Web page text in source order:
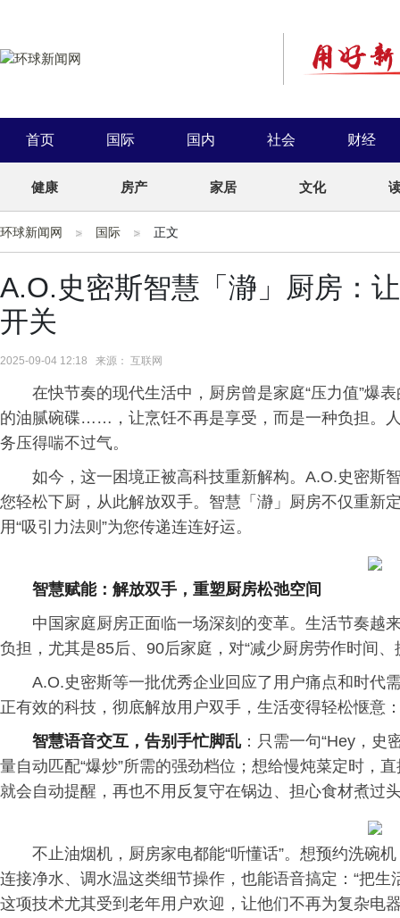
首页 国际 国内 社会 财经
健康 房产 家居 文化
环球新闻网 国际 正文
A.O.史密斯智慧「瀞」厨房：
开关
2025-09-04 12:18 来源： 互联网
在快节奏的现代生活中，厨房曾是家庭“压力值”爆
的油腻碗碟……，让烹饪不再是享受，而是一种负担。
务压得喘不过气。
如今，这一困境正被高科技重新解构。A.O.史密斯
您轻松下厨，从此解放双手。智慧「瀞」厨房不仅重新
用“吸引力法则”为您传递连连好运。
智慧赋能：解放双手，重塑厨房松弛空间
中国家庭厨房正面临一场深刻的变革。生活节奏越
负担，尤其是85后、90后家庭，对“减少厨房劳作时间
A.O.史密斯等一批优秀企业回应了用户痛点和时
正有效的科技，彻底解放用户双手，生活变得轻松惬意
智慧语音交互，告别手忙脚乱：只需一句“Hey，史
量自动匹配“爆炒”所需的强劲档位；想给慢炖菜定时，
就会自动提醒，再也不用反复守在锅边、担心食材煮过
不止油烟机，厨房家电都能“听懂话”。想预约洗碗
连接净水、调水温这类细节操作，也能语音搞定：“把
这项技术尤其受到老年用户欢迎，让他们不再为复杂电